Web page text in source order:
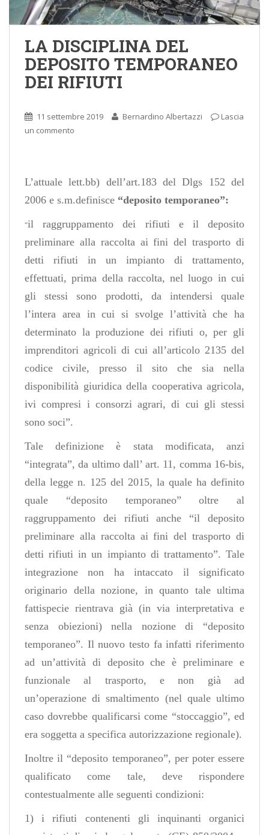
LA DISCIPLINA DEL
DEPOSITO TEMPORANEO
DEI RIFIUTI
11 settembre 2019 Bernardino Albertazzi
Lascia
un commento
L’attuale lett.bb) dell’art.183 del Dlgs 152 del
2006 e s.m.definisce “deposito temporaneo”:
“il raggruppamento dei rifiuti e il deposito
preliminare alla raccolta ai fini del trasporto di
detti rifiuti in un impianto di trattamento,
effettuati, prima della raccolta, nel luogo in cui
gli stessi sono prodotti, da intendersi quale
l’intera area in cui si svolge l’attività che ha
determinato la produzione dei rifiuti o, per gli
imprenditori agricoli di cui all’articolo 2135 del
codice civile, presso il sito che sia nella
disponibilità giuridica della cooperativa agricola,
ivi compresi i consorzi agrari, di cui gli stessi
sono soci”.
Tale definizione è stata modificata, anzi
“integrata”,da ultimo dall’ art. 11, comma 16-bis,
della legge n. 125 del 2015, la quale ha definito
quale “deposito temporaneo” oltre al
raggruppamento dei rifiuti anche “il deposito
preliminare alla raccolta ai fini del trasporto di
detti rifiuti in un impianto di trattamento”. Tale
integrazione non ha intaccato il significato
originario della nozione, in quanto tale ultima
fattispecie rientrava già (in via interpretativa e
senza obiezioni) nella nozione di “deposito
temporaneo”. Il nuovo testo fa infatti riferimento
ad un’attività di deposito che è preliminare e
funzionale al trasporto, e non già ad
un’operazione di smaltimento (nel quale ultimo
caso dovrebbe qualificarsi come “stoccaggio”, ed
era soggetta a specifica autorizzazione regionale).
Inoltre il “deposito temporaneo”, per poter essere
qualificato come tale, deve rispondere
contestualmente alle seguenti condizioni:
1) i rifiuti contenenti gli inquinanti organici